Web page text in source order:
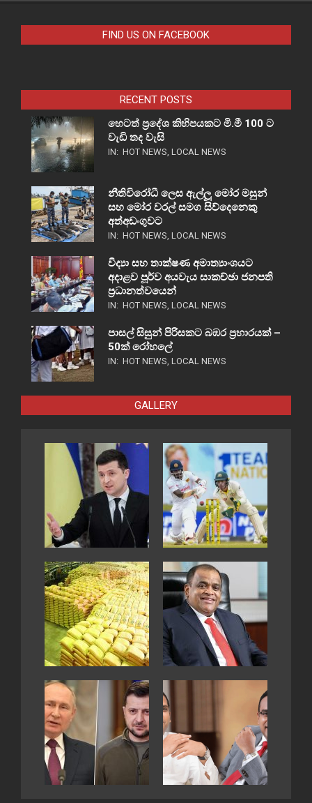
FIND US ON FACEBOOK
RECENT POSTS
හෙටත් ප්‍රදේශ කිහිපයකට මි.මී 100 ට
වැඩි තද වැසි
IN: HOT NEWS, LOCAL NEWS
නීතිවිරෝධී ලෙස ඇල්ලූ මෝර මසුන්
සහ මෝර වරල් සමග සිව්දෙනෙකු
අත්අඩංගුවට
IN: HOT NEWS, LOCAL NEWS
විද්‍යා සහ තාක්ෂණ අමාත්‍යාංශයට
අදාළව පූර්ව අයවැය සාකච්ඡා ජනපති
ප්‍රධානත්වයෙන්
IN: HOT NEWS, LOCAL NEWS
පාසල් සිසුන් පිරිසකට බඹර ප්‍රහාරයක් –
50ක් රෝහලේ
IN: HOT NEWS, LOCAL NEWS
GALLERY